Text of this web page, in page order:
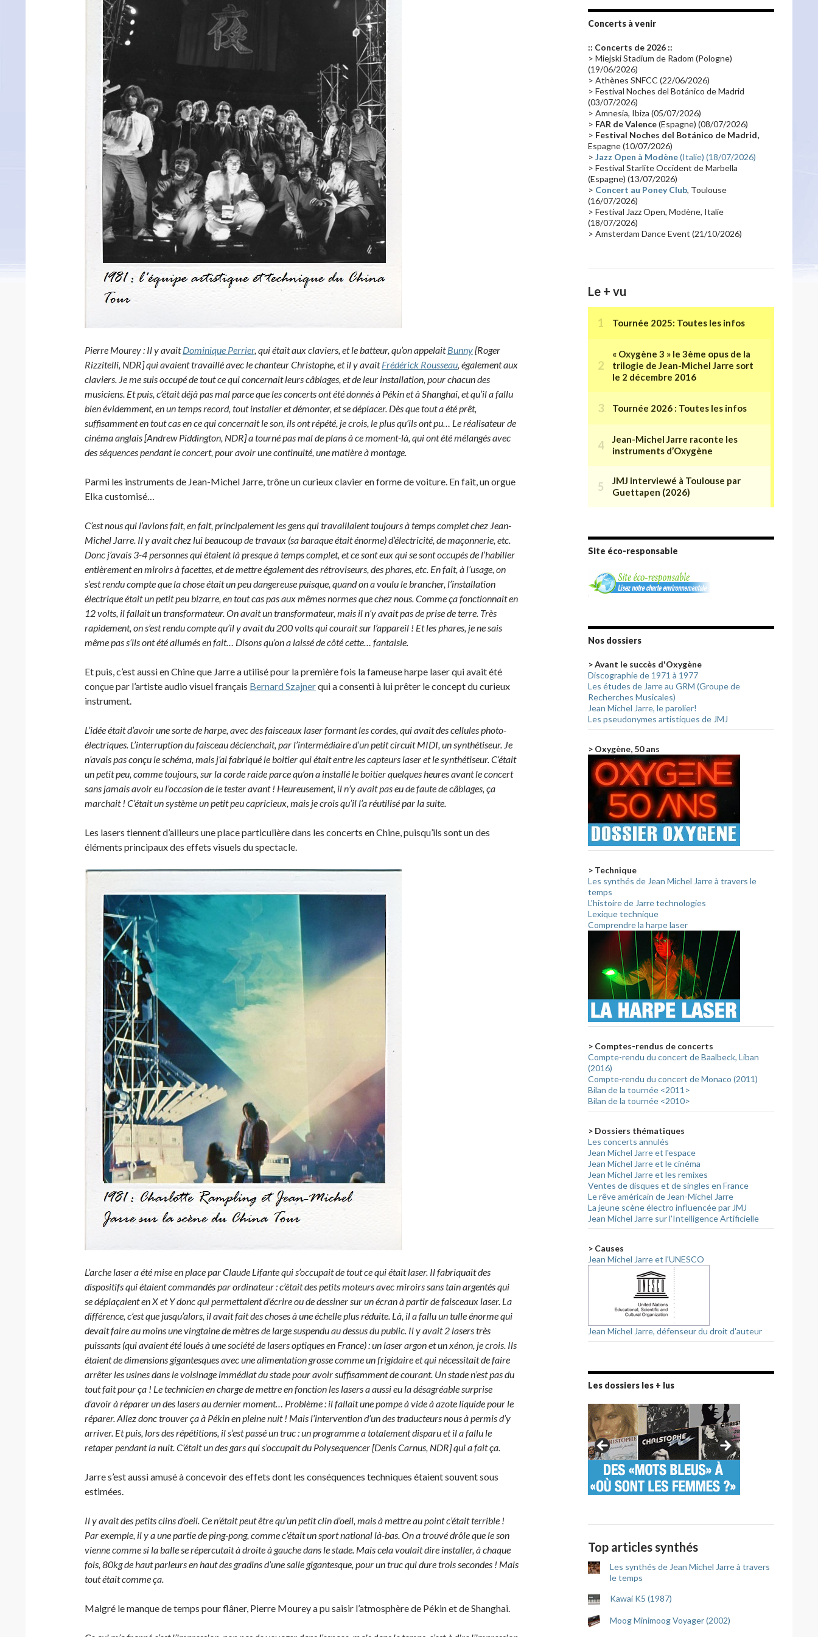
Pierre Mourey : Il y avaitDominique Perrier, qui était aux claviers, et le batteur, qu’on appelaitBunny[Roger
Rizzitelli, NDR] qui avaient travaillé avec le chanteur Christophe, et il y avaitFrédérick Rousseau, également aux
claviers. Je me suis occupé de tout ce qui concernait leurs câblages, et de leur installation, pour chacun des
musiciens. Et puis, c’était déjà pas mal parce que les concerts ont été donnés à Pékin et à Shanghai, et qu’il a fallu
bien évidemment, en un temps record, tout installer et démonter, et se déplacer. Dès que tout a été prêt,
suffisamment en tout cas en ce qui concernait le son, ils ont répété, je crois, le plus qu’ils ont pu… Le réalisateur de
cinéma anglais [Andrew Piddington, NDR] a tourné pas mal de plans à ce moment-là, qui ont été mélangés avec
des séquences pendant le concert, pour avoir une continuité, une matière à montage.
Parmi les instruments de Jean-Michel Jarre, trône un curieux clavier en forme de voiture. En fait, un orgue
Elka customisé…
C’est nous qui l’avions fait, en fait, principalement les gens qui travaillaient toujours à temps complet chez Jean-
Michel Jarre. Il y avait chez lui beaucoup de travaux (sa baraque était énorme) d’électricité, de maçonnerie, etc.
Donc j’avais 3-4 personnes qui étaient là presque à temps complet, et ce sont eux qui se sont occupés de l’habiller
entièrement en miroirs à facettes, et de mettre également des rétroviseurs, des phares, etc. En fait, à l’usage, on
s’est rendu compte que la chose était un peu dangereuse puisque, quand on a voulu le brancher, l’installation
électrique était un petit peu bizarre, en tout cas pas aux mêmes normes que chez nous. Comme ça fonctionnait en
12 volts, il fallait un transformateur. On avait un transformateur, mais il n’y avait pas de prise de terre. Très
rapidement, on s’est rendu compte qu’il y avait du 200 volts qui courait sur l’appareil ! Et les phares, je ne sais
même pas s’ils ont été allumés en fait… Disons qu’on a laissé de côté cette… fantaisie.
Et puis, c’est aussi en Chine que Jarre a utilisé pour la première fois la fameuse harpe laser qui avait été
conçue par l’artiste audio visuel français Bernard Szajnerqui a consenti à lui prêter le concept du curieux
instrument.
L’idée était d’avoir une sorte de harpe, avec des faisceaux laser formant les cordes, qui avait des cellules photo-
électriques. L’interruption du faisceau déclenchait, par l’intermédiaire d’un petit circuit MIDI, un synthétiseur. Je
n’avais pas conçu le schéma, mais j’ai fabriqué le boitier qui était entre les capteurs laser et le synthétiseur. C’était
un petit peu, comme toujours, sur la corde raide parce qu’on a installé le boitier quelques heures avant le concert
sans jamais avoir eu l’occasion de le tester avant ! Heureusement, il n’y avait pas eu de faute de câblages, ça
marchait ! C’était un système un petit peu capricieux, mais je crois qu’il l’a réutilisé par la suite.
Les lasers tiennent d’ailleurs une place particulière dans les concerts en Chine, puisqu’ils sont un des
éléments principaux des effets visuels du spectacle.
L’arche laser a été mise en place par Claude Lifante qui s’occupait de tout ce qui était laser. Il fabriquait des
dispositifs qui étaient commandés par ordinateur : c’était des petits moteurs avec miroirs sans tain argentés qui
se déplaçaient en X et Y donc qui permettaient d’écrire ou de dessiner sur un écran à partir de faisceaux laser. La
différence, c’est que jusqu’alors, il avait fait des choses à une échelle plus réduite. Là, il a fallu un tulle énorme qui
devait faire au moins une vingtaine de mètres de large suspendu au dessus du public. Il y avait 2 lasers très
puissants (qui avaient été loués à une société de lasers optiques en France) : un laser argon et un xénon, je crois. Ils
étaient de dimensions gigantesques avec une alimentation grosse comme un frigidaire et qui nécessitait de faire
arrêter les usines dans le voisinage immédiat du stade pour avoir suffisamment de courant. Un stade n’est pas du
tout fait pour ça ! Le technicien en charge de mettre en fonction les lasers a aussi eu la désagréable surprise
d’avoir à réparer un des lasers au dernier moment… Problème : il fallait une pompe à vide à azote liquide pour le
réparer. Allez donc trouver ça à Pékin en pleine nuit ! Mais l’intervention d’un des traducteurs nous à permis d’y
arriver. Et puis, lors des répétitions, il s’est passé un truc : un programme a totalement disparu et il a fallu le
retaper pendant la nuit. C’était un des gars qui s’occupait du Polysequencer [Denis Carnus, NDR] qui a fait ça.
Jarre s’est aussi amusé à concevoir des effets dont les conséquences techniques étaient souvent sous
estimées.
Il y avait des petits clins d’oeil. Ce n’était peut être qu’un petit clin d’oeil, mais à mettre au point c’était terrible !
Par exemple, il y a une partie de ping-pong, comme c’était un sport national là-bas. On a trouvé drôle que le son
vienne comme si la balle se répercutait à droite à gauche dans le stade. Mais cela voulait dire installer, à chaque
fois, 80kg de haut parleurs en haut des gradins d’une salle gigantesque, pour un truc qui dure trois secondes ! Mais
tout était comme ça.
Malgré le manque de temps pour flâner, Pierre Mourey a pu saisir l’atmosphère de Pékin et de Shanghai.
Promo 2019
Emissions 2010 Disques rares
Synthé 70's(20)
Claviériste(19) Groupe de Recherche Musicale
France 2 (18)
Critique(17) Coffret(17) Chronologie(16)
Passages radio(16)
Synthé 80's(16) Les concerts en Chine (16)
Cinéma(16) Houston
Synthé Roland Belgique
Récompense(14) Collaborations 70's(14)
Astronomie(14) France Inter(14)
Concerts à venir
:: Concerts de 2026 ::
> Miejski Stadium de Radom (Pologne)
(19/06/2026)
> Athènes SNFCC (22/06/2026)
> Festival Noches del Botánico de Madrid
(03/07/2026)
> Amnesia, Ibiza (05/07/2026)
> FAR de Valence(Espagne) (08/07/2026)
> Festival Noches del Botánico de Madrid,
Espagne (10/07/2026)
> Jazz Open à Modène(Italie) (18/07/2026)
> Festival Starlite Occident de Marbella
(Espagne) (13/07/2026)
> Concert au Poney Club, Toulouse
(16/07/2026)
> Festival Jazz Open, Modène, Italie
(18/07/2026)
> Amsterdam Dance Event (21/10/2026)
Le + vu
Site éco-responsable
Nos dossiers
> Avant le succès d'Oxygène
Discographie de 1971 à 1977
Les études de Jarre au GRM (Groupe de
Recherches Musicales)
Jean Michel Jarre, le parolier!
Les pseudonymes artistiques de JMJ
> Oxygène, 50 ans
> Technique
Les synthés de Jean Michel Jarre à travers le
temps
L'histoire de Jarre technologies
Lexique technique
Comprendre la harpe laser
> Comptes-rendus de concerts
Compte-rendu du concert de Baalbeck, Liban
(2016)
Compte-rendu du concert de Monaco (2011)
Bilan de la tournée <2011>
Bilan de la tournée <2010>
> Dossiers thématiques
Les concerts annulés
Jean Michel Jarre et l'espace
Jean Michel Jarre et le cinéma
Jean Michel Jarre et les remixes
Ventes de disques et de singles en France
Le rêve américain de Jean-Michel Jarre
La jeune scène électro influencée par JMJ
Jean Michel Jarre sur l'Intelligence Artificielle
> Causes
Jean Michel Jarre et l'UNESCO
Jean Michel Jarre, défenseur du droit d'auteur
Les dossiers les + lus
Top articles synthés
Les synthés de Jean Michel Jarre à travers
le temps
Kawai K5 (1987)
Moog Minimoog Voyager (2002)